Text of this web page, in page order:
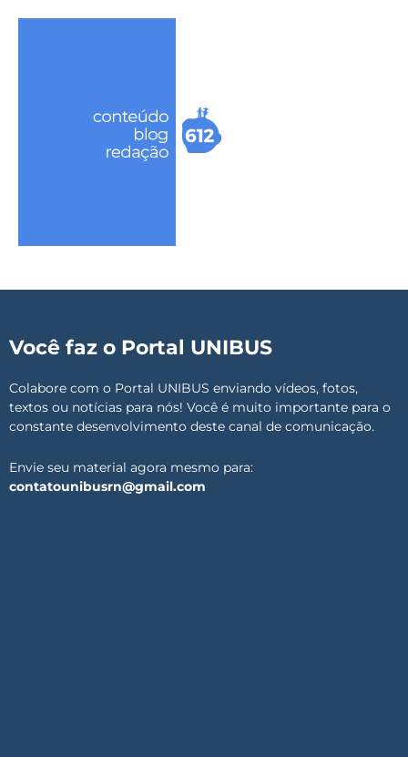
Você faz o Portal UNIBUS
Colabore com o Portal UNIBUS enviando vídeos, fotos,
textos ou notícias para nós! Você é muito importante para o
constante desenvolvimento deste canal de comunicação.
Envie seu material agora mesmo para:
contatounibusrn@gmail.com